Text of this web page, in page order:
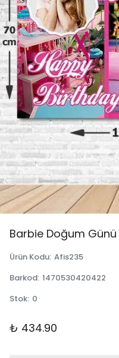
Barbie Doğum
Ürün Kodu: Afis235
Barkod: 1470530420422
Stok: 0
₺ 434.90